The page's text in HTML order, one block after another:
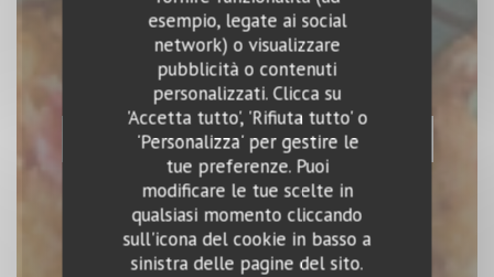
esempio, legate ai social
network) o visualizzare
pubblicità o contenuti
personalizzati. Clicca su
'Accetta tutto', 'Rifiuta tutto' o
'Personalizza' per gestire le
tue preferenze. Puoi
modificare le tue scelte in
qualsiasi momento cliccando
sull'icona del cookie in basso a
sinistra delle pagine del sito.
EL BARRIO
RISTORANTE SPAGNOLO|LUXEMBOURG
PRENOTA